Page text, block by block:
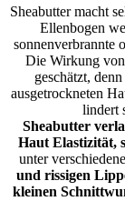
Sheabutter macht
Ellenbogen
sonnenverbrannte
Die Wirkung
geschätzt,
ausgetrockneten
lindert
Sheabutter
Haut Elastizität,
unter
und rissigen
kleinen